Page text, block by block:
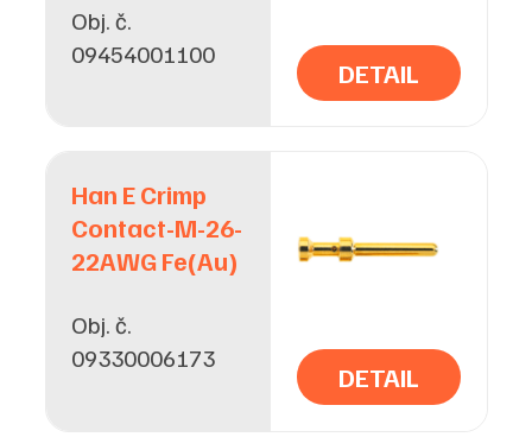
Obj. č.
09454001100
DETAIL
Han E Crimp
Contact-M-26-
22AWG Fe(Au)
Obj. č.
09330006173
DETAIL